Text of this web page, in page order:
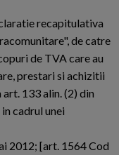
recapitulativa
de catre
de TVA care au
prestari si achizitii
133 alin. (2) din
cadrul unei
2012; [art. 1564 Cod